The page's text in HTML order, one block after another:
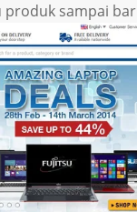
sampai